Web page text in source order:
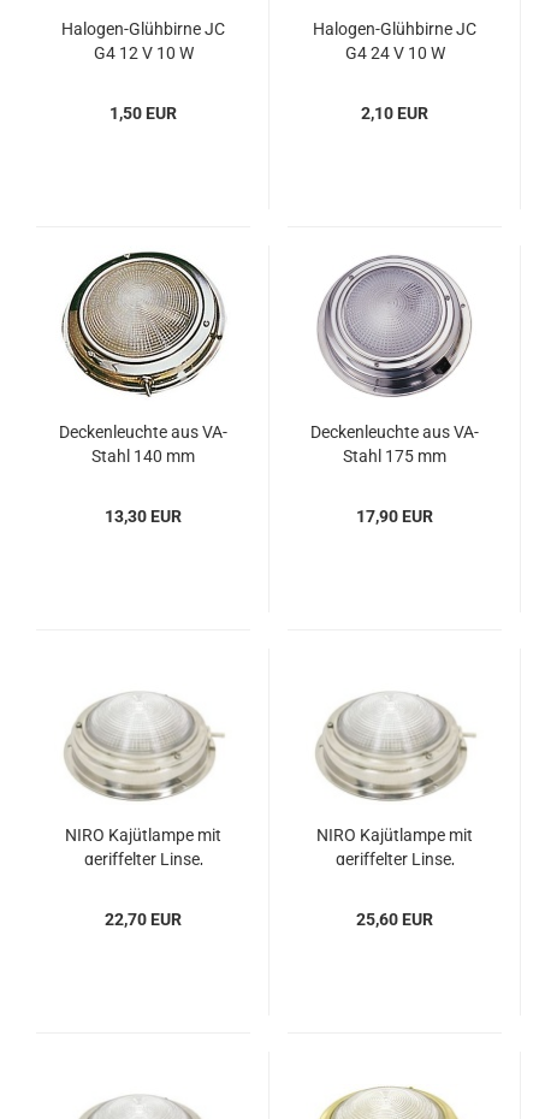
Halogen-​​Glüh­bir­ne JC
G4 12 V 10 W
1,50 EUR
Halogen-​​Glüh­bir­ne JC
G4 24 V 10 W
2,10 EUR
De­cken­leuch­te aus VA-​
Stahl 140 mm
13,30 EUR
De­cken­leuch­te aus VA-​
Stahl 175 mm
17,90 EUR
NIRO Ka­jüt­lam­pe mit
ge­rif­fel­ter Linse,
22,70 EUR
NIRO Ka­jüt­lam­pe mit
ge­rif­fel­ter Linse,
25,60 EUR